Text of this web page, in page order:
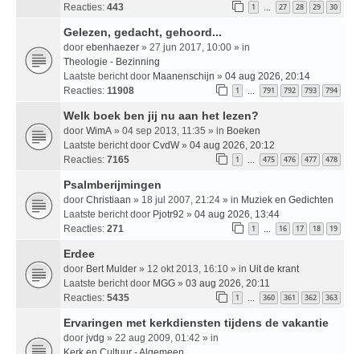
Reacties: 443 1 … 27 28 29 30
Gelezen, gedacht, gehoord...
door ebenhaezer » 27 jun 2017, 10:00 » in
Theologie - Bezinning
Laatste bericht door Maanenschijn » 04 aug 2026, 20:14
Reacties: 11908 1 … 791 792 793 794
Welk boek ben jij nu aan het lezen?
door WimA » 04 sep 2013, 11:35 » in Boeken
Laatste bericht door CvdW» 04 aug 2026, 20:12
Reacties: 7165 1 … 475 476 477 478
Psalmberijmingen
door Christiaan » 18 jul 2007, 21:24 » in Muziek en Gedichten
Laatste bericht door Pjotr92 » 04 aug 2026, 13:44
Reacties: 271 1 … 16 17 18 19
Erdee
door Bert Mulder » 12 okt 2013, 16:10 » in Uit de krant
Laatste bericht door MGG » 03 aug 2026, 20:11
Reacties: 5435 1 … 360 361 362 363
Ervaringen met kerkdiensten tijdens de vakantie
door jvdg » 22 aug 2009, 01:42 » in